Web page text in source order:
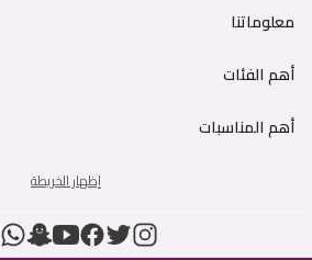
معلوماتنا
أهم الفئات
أهم المناسبات
إظهار الخريطة